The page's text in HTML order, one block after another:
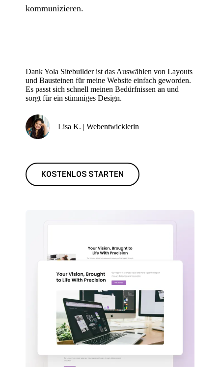
kommunizieren.
Dank Yola Sitebuilder ist das Auswählen von Layouts
und Bausteinen für meine Website einfach geworden.
Es passt sich schnell meinen Bedürfnissen an und
sorgt für ein stimmiges Design.
Lisa K. | Webentwicklerin
KOSTENLOS STARTEN